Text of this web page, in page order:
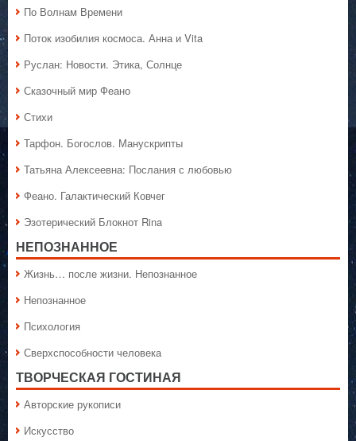
По Волнам Времени
Поток изобилия космоса. Анна и Vita
Руслан: Новости. Этика, Солнце
Сказочный мир Феано
Стихи
Тарфон. Богослов. Манускрипты
Татьяна Алексеевна: Послания с любовью
Феано. Галактический Ковчег
Эзотерический Блокнот Rina
НЕПОЗНАННОЕ
Жизнь… после жизни. Непознанное
Непознанное
Психология
Сверхспособности человека
ТВОРЧЕСКАЯ ГОСТИНАЯ
Авторские рукописи
Искусство